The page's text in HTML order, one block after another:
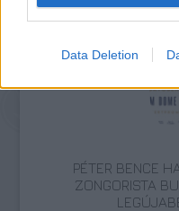
Data Deletion
LÉTEZIK
PÉTER BENCE
ZONGORISTA